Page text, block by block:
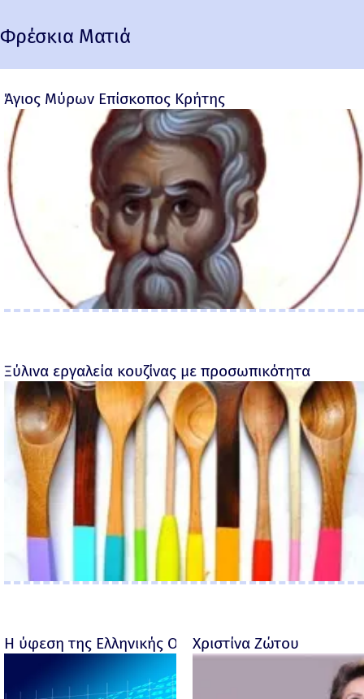
Φρέσκια Ματιά
Άγιος Μύρων Επίσκοπος Κρήτης
Ξύλινα εργαλεία κουζίνας με προσωπικότητα
Η ύφεση της Ελληνικής Οικονομίας - Ροσέτος
Χριστίνα Ζώτου